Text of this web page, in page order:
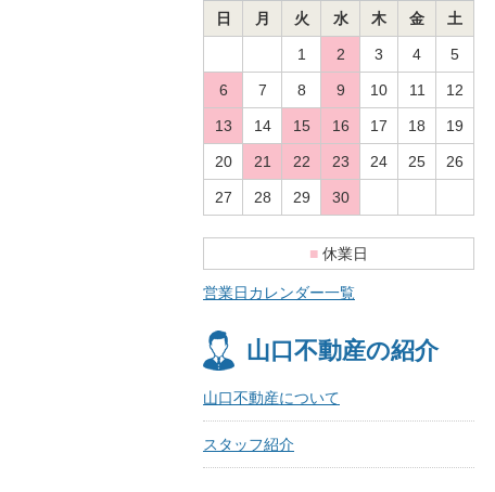
日 月 火 水 木 金 土
1 2 3 4 5
6 7 8 9 10 11 12
13 14 15 16 17 18 19
20 21 22 23 24 25 26
27 28 29 30
■ 休業日
営業日カレンダー一覧
山口不動産の紹介
山口不動産について
スタッフ紹介